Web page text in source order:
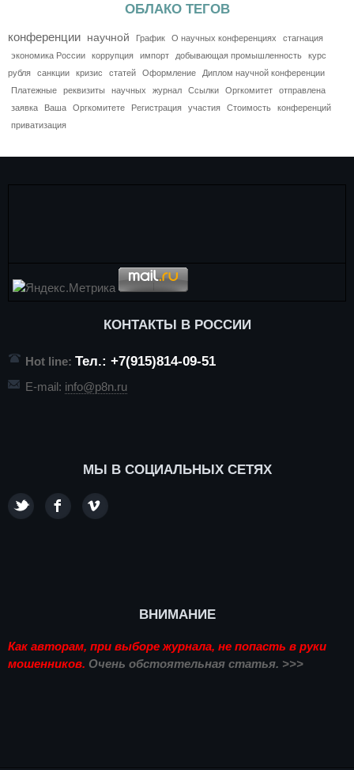
ОБЛАКО ТЕГОВ
конференции научной График О научных конференциях
стагнация
экономика России
коррупция импорт добывающая промышленность
курс
рубля
санкции кризис статей Оформление
Диплом научной конференции
Платежные
реквизиты научных журнал Ссылки Оргкомитет
отправлена
заявка
Ваша Оргкомитете Регистрация участия Стоимость
конференций
приватизация
КОНТАКТЫ В РОССИИ
Hot line: Тел.: +7(915)814-09-51
E-mail: info@p8n.ru
МЫ В СОЦИАЛЬНЫХ СЕТЯХ
ВНИМАНИЕ
Как авторам, при выборе журнала, не попасть в руки
мошенников. Очень обстоятельная статья. >>>